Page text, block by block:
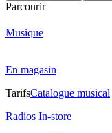
Parcourir
Musique
En magasin
TarifsCatalogue musical
Radios In-store